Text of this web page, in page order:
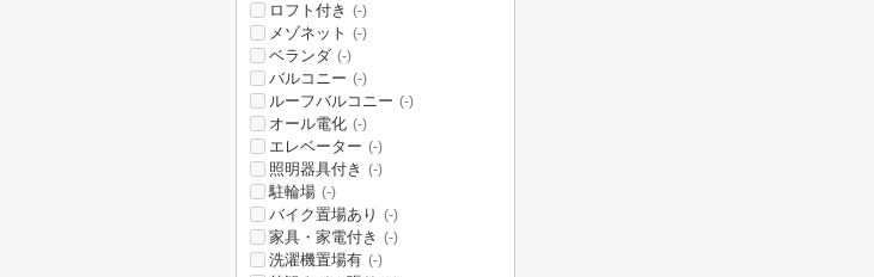
ロフト付き (-)
メゾネット (-)
ベランダ (-)
バルコニー (-)
ルーフバルコニー (-)
オール電化 (-)
エレベーター (-)
照明器具付き (-)
駐輪場 (-)
バイク置場あり (-)
家具・家電付き (-)
洗濯機置場有 (-)